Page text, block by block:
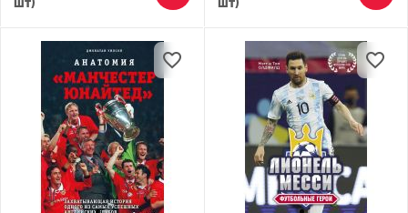
шт)
шт)